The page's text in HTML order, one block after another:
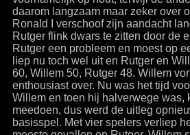
daarom langzaam maar zeker over
Ronald I verschoof zijn aandacht
Rutger flink dwars te zitten door de
Rutger een probleem en moest op
liep nu toch wel uit en Rutger en
60, Willem 50, Rutger 48. Willem
enthousiast over. Nu was het tijd
Willem en toen hij halverwege was,
meedoen, dus werd de uitleg
basisspel. Met vier spelers verliep